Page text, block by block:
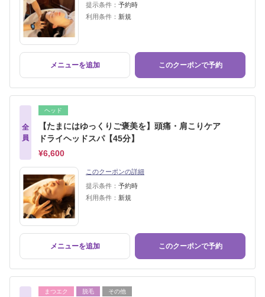
提示条件： 予約時
利用条件： 新規
メニューを追加 このクーポンで予約
全
員
ヘッド
【たまにはゆっくりご褒美を】頭痛・肩こりケア
ドライヘッドスパ【45分】
¥6,600
このクーポンの詳細
提示条件： 予約時
利用条件： 新規
メニューを追加 このクーポンで予約
まつエク 脱毛 その他